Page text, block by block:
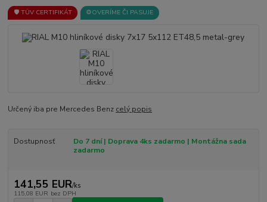
🛡️ TÜV CERTIFIKÁT ⚙️OVERÍME ČI PASUJE
Určený iba pre Mercedes Benz celý popis
Dostupnosť
Do 7 dní | Doprava 4ks zadarmo | Montážna sada
zadarmo
141,55 EUR/ks
115,08 EUR bez DPH